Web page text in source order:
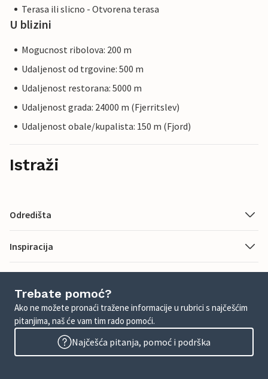
Terasa ili slicno - Otvorena terasa
U blizini
Mogucnost ribolova: 200 m
Udaljenost od trgovine: 500 m
Udaljenost restorana: 5000 m
Udaljenost grada: 24000 m (Fjerritslev)
Udaljenost obale/kupalista: 150 m (Fjord)
Istraži
Odredišta
Inspiracija
Trebate pomoć?
Ako ne možete pronaći tražene informacije u rubrici s najčešćim
pitanjima, naš će vam tim rado pomoći.
Najčešća pitanja, pomoć i podrška